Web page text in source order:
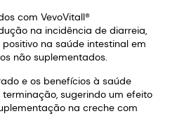
com VevoVitall®
na incidência de diarreia,
na saúde intestinal em
não suplementados.
e os benefícios à saúde
sugerindo um efeito
na creche com